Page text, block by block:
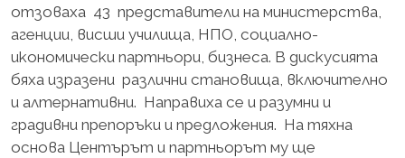
отзоваха 43 представители на министерства,
агенции, висши училища, НПО, социално-
икономически партньори, бизнеса. В дискусията
бяха изразени различни становища, включително
и алтернативни. Направиха се и разумни и
градивни препоръки и предложения. На тяхна
основа Центърът и партньорът му ще